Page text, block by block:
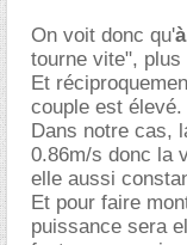
On voit donc qu'
tourne vite",
Et
couple est élevé.
Dans notre cas,
0.86m/s donc la
elle aussi
Et pour faire
puissance sera